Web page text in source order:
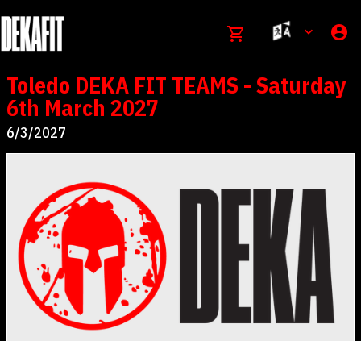
Toledo DEKA FIT TEAMS - Saturday
6th March 2027
6/3/2027